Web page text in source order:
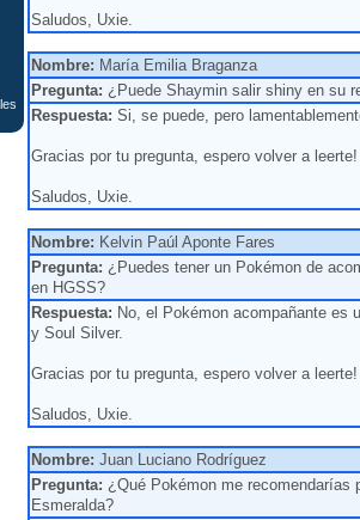
Saludos, Uxie.
Nombre: María Emilia Braganza
Pregunta: ¿Puede Shaymin salir shiny en su
Respuesta: Si, se puede, pero
Gracias por tu pregunta, espero volver a leerte!
Saludos, Uxie.
Nombre: Kelvin Paúl Aponte Fares
Pregunta: ¿Puedes tener un Pokémon de
en HGSS?
Respuesta: No, el Pokémon acompañante es
y Soul Silver.
Gracias por tu pregunta, espero volver a leerte!
Saludos, Uxie.
Nombre: Juan Luciano Rodríguez
Pregunta: ¿Qué Pokémon me recomendarías
Esmeralda?